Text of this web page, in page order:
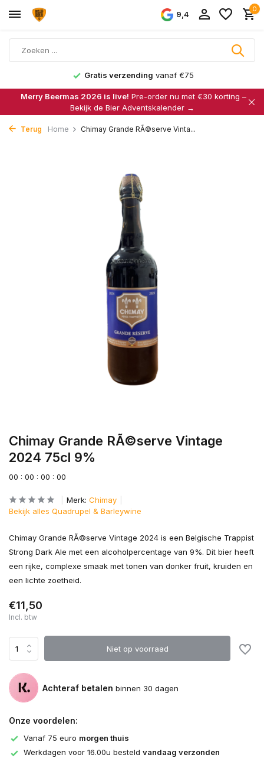
9,4
0
Gratis verzending vanaf €75
Merry Beermas 2026 is live! Pre-order nu met €30 korting –
Bekijk de Bier Adventskalender →
Terug Home Chimay Grande RÃ©serve Vinta...
Chimay Grande RÃ©serve Vintage
2024 75cl 9%
00 : 00 : 00 : 00
Merk: Chimay
Bekijk alles Quadrupel & Barleywine
Chimay Grande RÃ©serve Vintage 2024 is een Belgische Trappist
Strong Dark Ale met een alcoholpercentage van 9%. Dit bier heeft
een rijke, complexe smaak met tonen van donker fruit, kruiden en
een lichte zoetheid.
€11,50
Incl. btw
Niet op voorraad
Achteraf betalen binnen 30 dagen
Onze voordelen:
Vanaf 75 euro morgen thuis
Werkdagen voor 16.00u besteld vandaag verzonden